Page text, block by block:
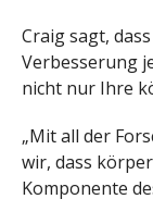
Craig sagt,
Verbesserung
nicht nur Ihre
„Mit all der
wir, dass
Komponente